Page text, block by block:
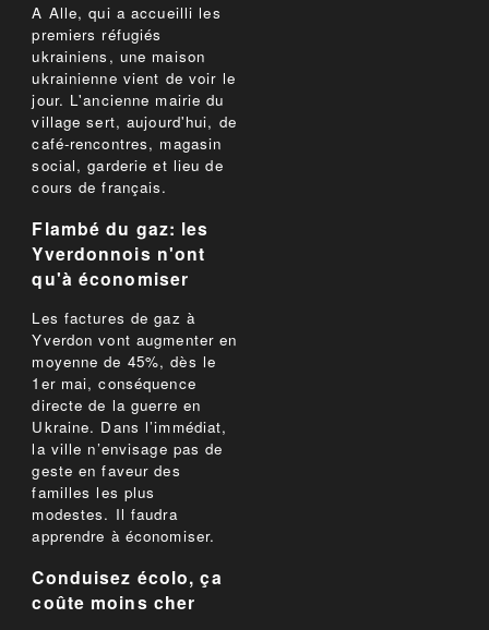
A Alle, qui a accueilli les
premiers réfugiés
ukrainiens, une maison
ukrainienne vient de voir le
jour. L'ancienne mairie du
village sert, aujourd'hui, de
café-rencontres, magasin
social, garderie et lieu de
cours de français.
Flambé du gaz: les
Yverdonnois n'ont
qu'à économiser
Les factures de gaz à
Yverdon vont augmenter en
moyenne de 45%, dès le
1er mai, conséquence
directe de la guerre en
Ukraine. Dans l’immédiat,
la ville n’envisage pas de
geste en faveur des
familles les plus
modestes. Il faudra
apprendre à économiser.
Conduisez écolo, ça
coûte moins cher